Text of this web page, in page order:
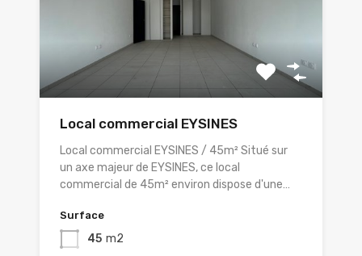
Local commercial EYSINES
Local commercial EYSINES / 45m² Situé sur
un axe majeur de EYSINES, ce local
commercial de 45m² environ dispose d'une…
Surface
45 m2